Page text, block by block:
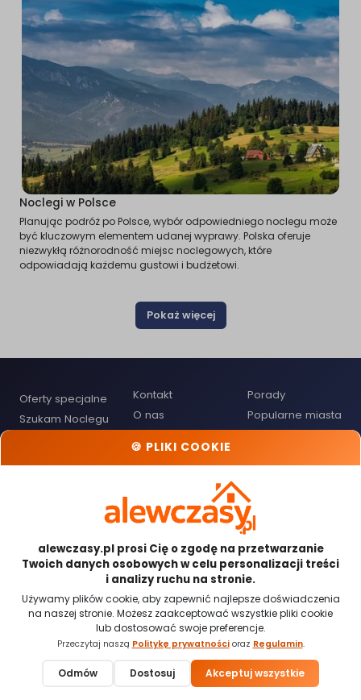
Noclegi w Polsce
Planując podróż po Polsce, wybór odpowiedniego noclegu może
być kluczowym elementem udanej wyprawy. Polska oferuje
niezwykłą różnorodność miejsc noclegowych, które
odpowiadają każdemu gustowi i budżetowi.
Pokaż więcej
Oferty specjalne
Szukam Noclegu
Kontakt
O nas
Polityka
Prywatności
Regulamin
Porady
Popularne miasta
Przypomnienie
Mapa noclegów
Płatności obsługiwane przez:
🍪 Ustawienia cookies
🍪 PLIKI COOKIE
alewczasy.pl prosi Cię o zgodę na przetwarzanie
Twoich danych osobowych w celu personalizacji treści
i analizy ruchu na stronie.
Używamy plików cookie, aby zapewnić najlepsze doświadczenia
na naszej stronie. Możesz zaakceptować wszystkie pliki cookie
lub dostosować swoje preferencje.
Przeczytaj naszą Politykę prywatnościoraz Regulamin.
Odmów Dostosuj Akceptuj wszystkie